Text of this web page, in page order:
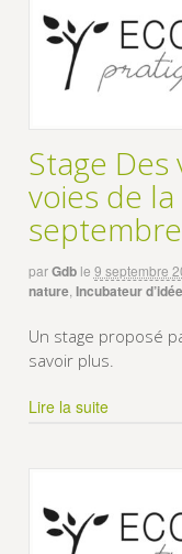
Stage
voies de
parGdb le 9 septembre
nature, Incubateur
Un stage proposé
savoir plus.
Lire la suite